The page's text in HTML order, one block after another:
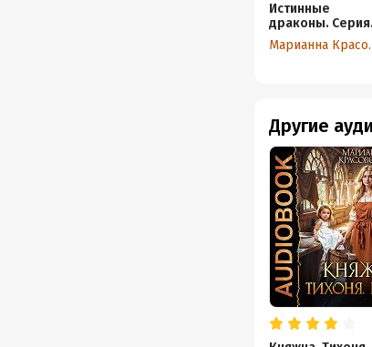
Истинные
драконы. Серия
1. Истинная на
подмену
Другие